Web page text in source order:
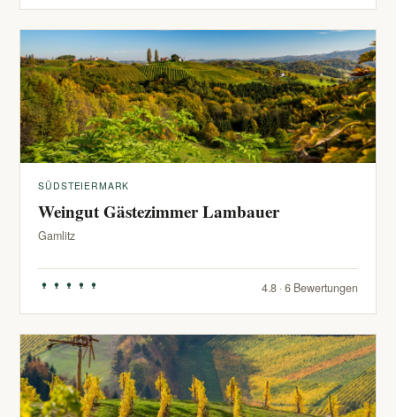
SÜDSTEIERMARK
Weingut Gästezimmer Lambauer
Gamlitz
4.8 · 6 Bewertungen